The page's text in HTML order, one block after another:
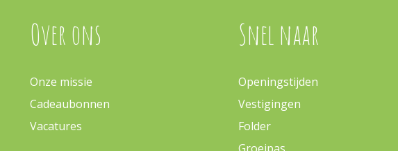
Over ons
Onze missie
Cadeaubonnen
Vacatures
Snel naar
Openingstijden
Vestigingen
Folder